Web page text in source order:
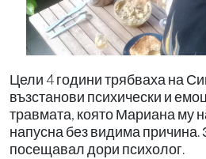
Цели 4 години трябваха на
възстанови психически и
травмата, която Мариана му
напусна без видима причина.
посещавал дори психолог.